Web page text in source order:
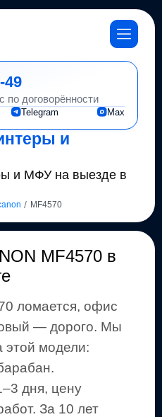
и
и МФУ на выезде в
/ MF4570
49
по договорённости
Telegram Max
MF4570 в
ломается, офис
— дорого. Мы
этой модели:
дня, цену
За 10 лет